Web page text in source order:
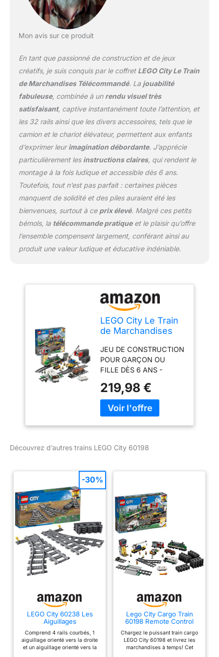
ainsi qu’un rail de train
permettent de soulever
les rondins
ACCESSOIRES &
FONCTIONNALITÉS -
Utilisez le levier de
l’aiguillage pour changer
la voie du train et charger
ou décharger des
marchandises ; le set
inclut notamment une clé
à molette, 12 lingots d’or,
4 billets de banque, 2
palettes & un scooter
D'ANNIVERSAIRE POUR
GARÇON OU FILLE,
PASSIONNÉ(E) DE
TRAINS - Voici un
d'anniversaire à offrir aux
les jouets de
construction
Mon avis sur ce produit
En tant que passionné de construction et de jeux
créatifs, je suis conquis par le coffret LEGO City Le Train
de Marchandises Télécommandé. La jouabilité
fabuleuse, combinée à un rendu visuel très
satisfaisant, captive instantanément toute l’attention, et
les 32 rails ainsi que les divers accessoires, tels que le
camion et le chariot élévateur, permettent aux enfants
d’exprimer leurimagination débordante. J’apprécie
particulièrement les instructions claires, qui rendent le
montage à la fois ludique et accessible dès 6 ans.
Toutefois, tout n’est pas parfait : certaines pièces
manquent de solidité et des piles auraient été les
bienvenues, surtout à ce prix élevé. Malgré ces petits
bémols, la télécommande pratiqueet le plaisir qu’offre
l’ensemble compensent largement, conférant ainsi au
produit une valeur ludique et éducative indéniable.
LEGO City Le Train
de Marchandises
Inclut Jouet
Camion, Chariot
Élévateur, 32 Rails,
Feux de
Signalisation & 6
Minifigurines -
Cadeau Original
pour Garçon ou Fille
JEU DE CONSTRUCTION
POUR GARÇON OU
FILLE DÈS 6 ANS -
jouet motorisé avec 4
wagons et un centre de
contrôle, un véhicule
train LEGO City motorisé
télécommande Bluetooth
10 vitesses ; il comprend
un pantographe sur le
toit ouvrable et une
cabine conducteur avec
tableau de bord JEU
INTERACTIF - Ce set
LEGO comprend un
centre de contrôle avec
feux de signalisation,
ainsi qu’un rail de train
droits et un aiguillage
avec levier ; le bras de la
grue et le crochet
permettent de soulever
les rondins
ACCESSOIRES &
219,98 €
Découvrez d’autres trains LEGO City 60198
LEGO City 60238 Les
Aiguillages
Comprend 4 rails courbés, 1
aiguillage orienté vers la droite
et un aiguillage orienté vers la
-30%
Lego City Cargo Train
60198 Remote Control
Tracks for Kids, Top
Present for Boys and
Girls (1226 Pieces)
Chargez le puissant train cargo
LEGO City 60198 et livrez les
marchandises à temps! Cet